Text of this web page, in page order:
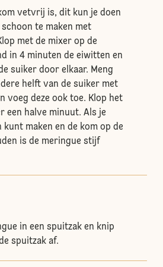
vetvrij is, dit kun je doen
te maken met
met de mixer op de
in 4 minuten de eiwitten en
suiker door elkaar. Meng
helft van de suiker met
voeg deze ook toe. Klop het
een halve minuut. Als je
kunt maken en de kom op de
is de meringue stijf
in een spuitzak en knip
spuitzak af.